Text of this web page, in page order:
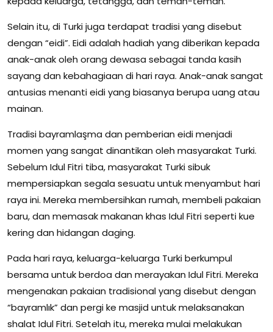
Selain itu, di Turki juga terdapat tradisi yang disebut
dengan “eidi”. Eidi adalah hadiah yang diberikan kepada
anak-anak oleh orang dewasa sebagai tanda kasih
sayang dan kebahagiaan di hari raya. Anak-anak sangat
antusias menanti eidi yang biasanya berupa uang atau
mainan.
Tradisi bayramlaşma dan pemberian eidi menjadi
momen yang sangat dinantikan oleh masyarakat Turki.
Sebelum Idul Fitri tiba, masyarakat Turki sibuk
mempersiapkan segala sesuatu untuk menyambut hari
raya ini. Mereka membersihkan rumah, membeli pakaian
baru, dan memasak makanan khas Idul Fitri seperti kue
kering dan hidangan daging.
Pada hari raya, keluarga-keluarga Turki berkumpul
bersama untuk berdoa dan merayakan Idul Fitri. Mereka
mengenakan pakaian tradisional yang disebut dengan
“bayramlık” dan pergi ke masjid untuk melaksanakan
shalat Idul Fitri. Setelah itu, mereka mulai melakukan